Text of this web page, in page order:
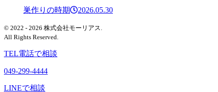
巣作りの時期 2026.05.30
© 2022 - 2026 株式会社モーリアス.
All Rights Reserved.
TEL電話で相談
049-299-4444
LINEで相談